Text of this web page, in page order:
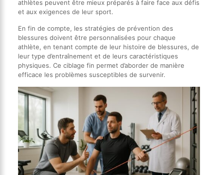
athlètes peuvent être mieux préparés à faire face aux défis
et aux exigences de leur sport.
En fin de compte, les stratégies de prévention des
blessures doivent être personnalisées pour chaque
athlète, en tenant compte de leur histoire de blessures, de
leur type d’entraînement et de leurs caractéristiques
physiques. Ce ciblage fin permet d’aborder de manière
efficace les problèmes susceptibles de survenir.